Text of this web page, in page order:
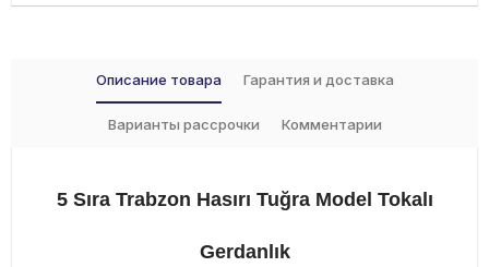
Описание товара Гарантия и доставка
Варианты рассрочки Комментарии
5 Sıra Trabzon Hasırı Tuğra Model Tokalı
Gerdanlık